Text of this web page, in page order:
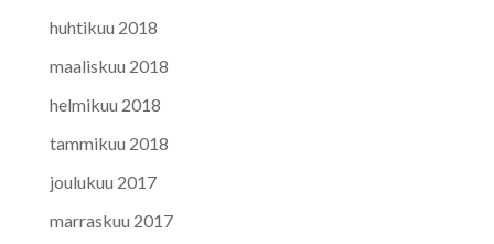
huhtikuu 2018
maaliskuu 2018
helmikuu 2018
tammikuu 2018
joulukuu 2017
marraskuu 2017